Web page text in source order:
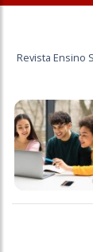
Revista Ensino